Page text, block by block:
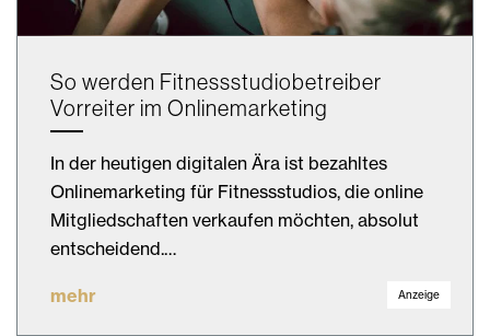
So werden Fitnessstudiobetreiber
Vorreiter im Onlinemarketing
In der heutigen digitalen Ära ist bezahltes
Onlinemarketing für Fitnessstudios, die online
Mitgliedschaften verkaufen möchten, absolut
entscheidend.…
mehr Anzeige